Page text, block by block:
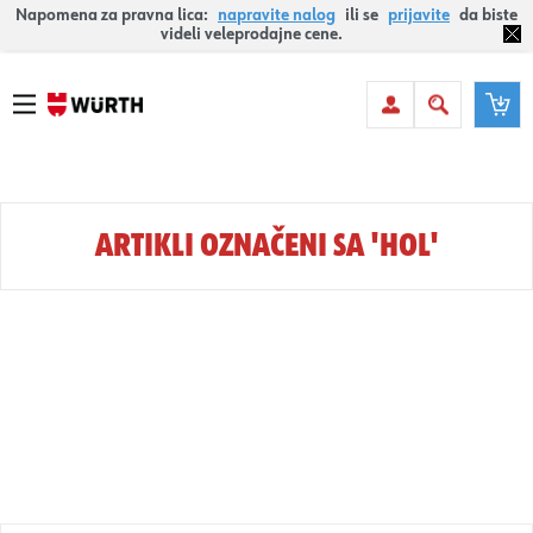
Napomena za pravna lica: napravite nalog ili se prijavite da biste
videli veleprodajne cene.
ARTIKLI OZNAČENI SA 'HOL'